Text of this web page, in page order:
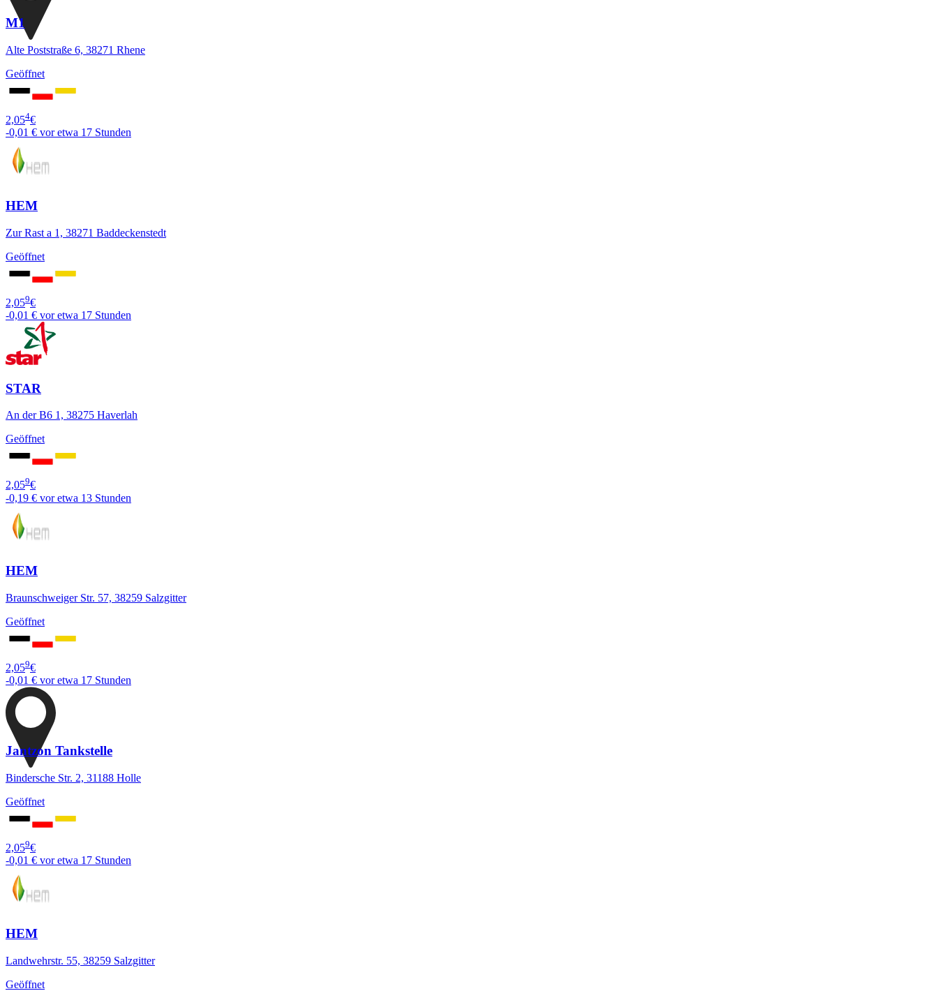
M1
Alte Poststraße 6, 38271 Rhene
Geöffnet
2,054€
-0,01 € vor etwa 17 Stunden
HEM
Zur Rast a 1, 38271 Baddeckenstedt
Geöffnet
2,059€
-0,01 € vor etwa 17 Stunden
STAR
An der B6 1, 38275 Haverlah
Geöffnet
2,059€
-0,19 € vor etwa 13 Stunden
HEM
Braunschweiger Str. 57, 38259 Salzgitter
Geöffnet
2,059€
-0,01 € vor etwa 17 Stunden
Jantzon Tankstelle
Bindersche Str. 2, 31188 Holle
Geöffnet
2,059€
-0,01 € vor etwa 17 Stunden
HEM
Landwehrstr. 55, 38259 Salzgitter
Geöffnet